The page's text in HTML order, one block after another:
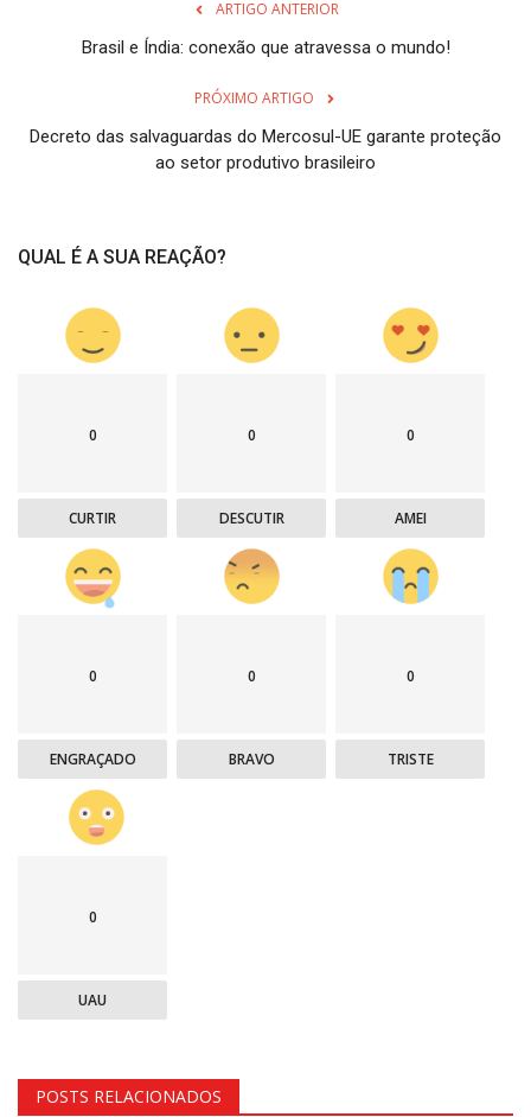
ARTIGO ANTERIOR
Brasil e Índia: conexão que atravessa o mundo!
PRÓXIMO ARTIGO
Decreto das salvaguardas do Mercosul-UE garante proteção
ao setor produtivo brasileiro
QUAL É A SUA REAÇÃO?
0
CURTIR
0
DESCUTIR
0
AMEI
0
ENGRAÇADO
0
BRAVO
0
TRISTE
0
UAU
POSTS RELACIONADOS